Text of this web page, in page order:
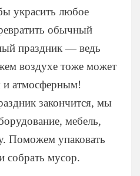
украсить любое
обычный
праздник — ведь
воздухе тоже может
и атмосферным!
закончится, мы
мебель,
Поможем упаковать
собрать мусор.